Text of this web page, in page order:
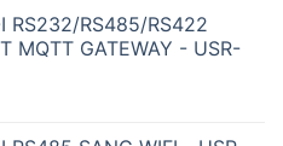
RS232/RS485/RS422
MQTT GATEWAY - USR-